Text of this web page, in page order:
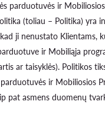
parduotuvės ir
(toliau – Politika) yra
ji nenustato Klientams,
ir Mobiliąja
ar taisyklės). Politikos
ir Mobiliosios
pat asmens duomenų